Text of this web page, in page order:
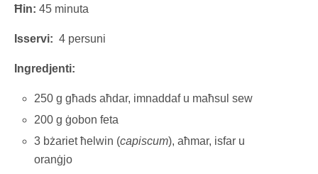
Ħin: 45 minuta
Isservi: 4 persuni
Ingredjenti:
250 g għads aħdar, imnaddaf u maħsul sew
200 g ġobon feta
3 bżariet ħelwin (capiscum), aħmar, isfar u
oranġjo